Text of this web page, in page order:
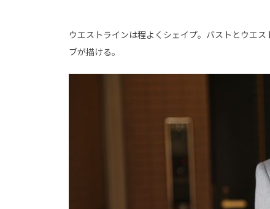
ウエストラインは程よくシェイプ。バストとウエ
ブが描ける。